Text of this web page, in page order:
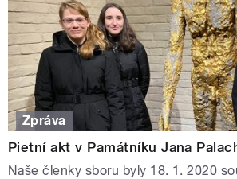
Zpráva
Pietní akt v Památníku Jana
Naše členky sboru byly 18. 1. 2020